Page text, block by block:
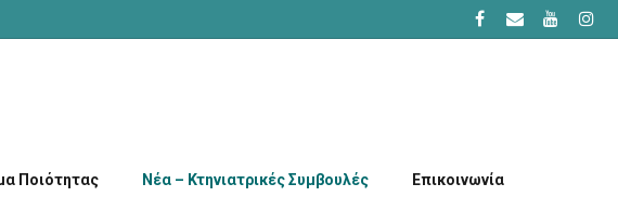
Ποιότητας Νέα – Κτηνιατρικές Συμβουλές Επικοινωνία